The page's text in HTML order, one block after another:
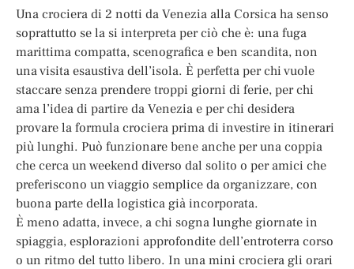
Una crociera di 2 notti da Venezia alla Corsica ha senso
soprattutto se la si interpreta per ciò che è: una fuga
marittima compatta, scenografica e ben scandita, non
una visita esaustiva dell’isola. È perfetta per chi vuole
staccare senza prendere troppi giorni di ferie, per chi
ama l’idea di partire da Venezia e per chi desidera
provare la formula crociera prima di investire in itinerari
più lunghi. Può funzionare bene anche per una coppia
che cerca un weekend diverso dal solito o per amici che
preferiscono un viaggio semplice da organizzare, con
buona parte della logistica già incorporata.
È meno adatta, invece, a chi sogna lunghe giornate in
spiaggia, esplorazioni approfondite dell’entroterra corso
o un ritmo del tutto libero. In una mini crociera gli orari